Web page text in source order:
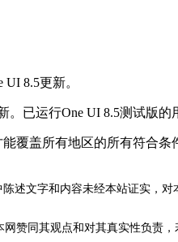
8.5更新。
运行One UI 8.5测试版的
盖所有地区的所有符合条
述文字和内容未经本站证实，
赞同其观点和对其真实性负责